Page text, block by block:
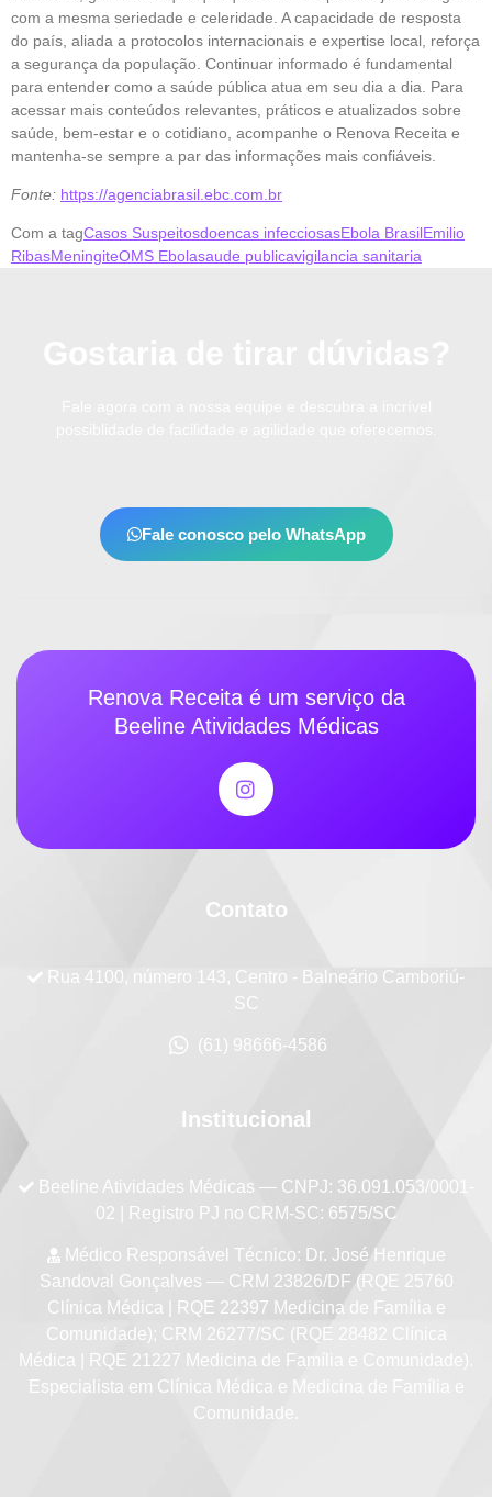
com a mesma seriedade e celeridade. A capacidade de resposta
do país, aliada a protocolos internacionais e expertise local, reforça
a segurança da população. Continuar informado é fundamental
para entender como a saúde pública atua em seu dia a dia. Para
acessar mais conteúdos relevantes, práticos e atualizados sobre
saúde, bem-estar e o cotidiano, acompanhe o Renova Receita e
mantenha-se sempre a par das informações mais confiáveis.
Fonte: https://agenciabrasil.ebc.com.br
Com a tagCasos Suspeitosdoencas infecciosasEbola BrasilEmilio
RibasMeningiteOMS Ebolasaude publicavigilancia sanitaria
Fale conosco pelo WhatsApp
Renova Receita é um serviço da
Beeline Atividades Médicas
Contato
Rua 4100, número 143, Centro - Balneário Camboriú-
SC
(61) 98666-4586
Institucional
Beeline Atividades Médicas — CNPJ: 36.091.053/0001-
02 | Registro PJ no CRM-SC: 6575/SC
Médico Responsável Técnico: Dr. José Henrique
Sandoval Gonçalves — CRM 23826/DF (RQE 25760
Clínica Médica | RQE 22397 Medicina de Família e
Comunidade); CRM 26277/SC (RQE 28482 Clínica
Médica | RQE 21227 Medicina de Família e Comunidade).
Especialista em Clínica Médica e Medicina de Família e
Comunidade.